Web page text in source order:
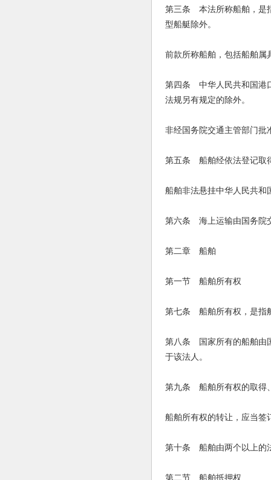
第三条 本法所称船舶，是
型船艇除外。
前款所称船舶，包括船舶属
第四条 中华人民共和国港
法规另有规定的除外。
非经国务院交通主管部门批
第五条 船舶经依法登记取
船舶非法悬挂中华人民共和
第六条 海上运输由国务院
第二章 船舶
第一节 船舶所有权
第七条 船舶所有权，是指
第八条 国家所有的船舶由
于该法人。
第九条 船舶所有权的取得
船舶所有权的转让，应当签
第十条 船舶由两个以上的
第二节 船舶抵押权